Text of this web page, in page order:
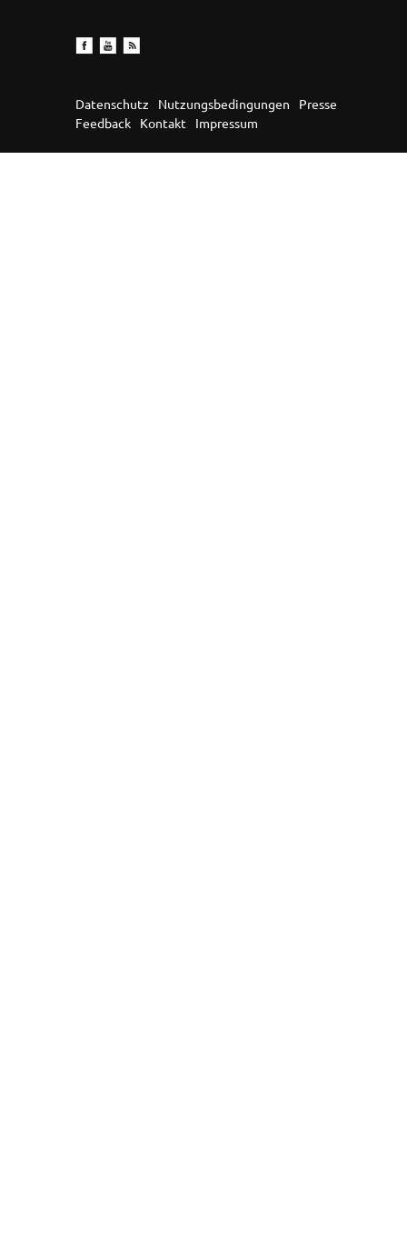
Datenschutz Nutzungsbedingungen
Presse
Feedback
Kontakt Impressum